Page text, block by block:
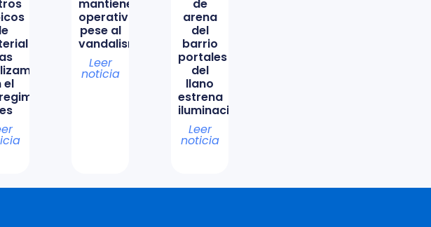
el
mantiene
operativa
pese al
vandalismo
Leer
noticia
de
arena
del
barrio
portales
del
llano
estrena
iluminación
Leer
noticia